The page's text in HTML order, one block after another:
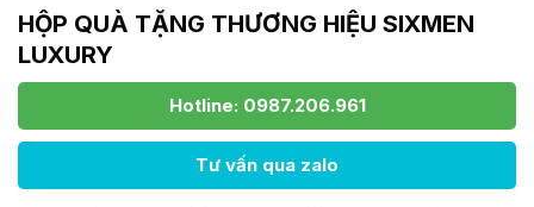
HỘP QUÀ TẶNG THƯƠNG HIỆU SIXMEN
LUXURY
Hotline: 0987.206.961
Tư vấn qua zalo